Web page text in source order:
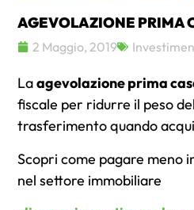
AGEVOLAZIONE PRIMA
2 Maggio, 2019
Laagevolazione prima
fiscale per ridurre il peso
trasferimento quando
Scopri come pagare meno
nel settore immobiliare